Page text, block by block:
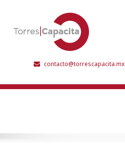
contacto@torrescapacita.mx